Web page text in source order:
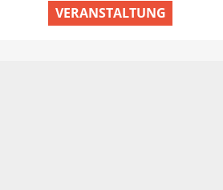
VERANSTALTUNG